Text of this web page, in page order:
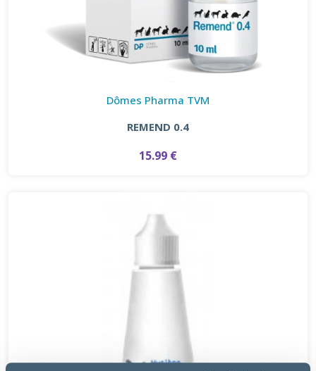
Dômes Pharma TVM
REMEND 0.4
15.99 €